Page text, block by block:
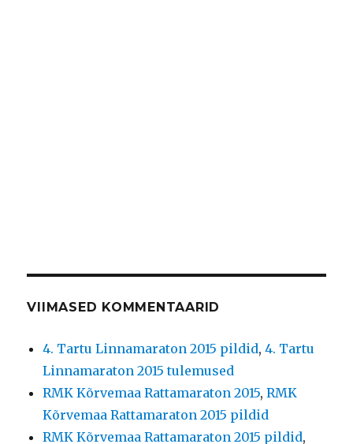
VIIMASED KOMMENTAARID
4. Tartu Linnamaraton 2015 pildid,4. Tartu
Linnamaraton 2015 tulemused
RMK Kõrvemaa Rattamaraton 2015,RMK
Kõrvemaa Rattamaraton 2015 pildid
RMK Kõrvemaa Rattamaraton 2015 pildid,